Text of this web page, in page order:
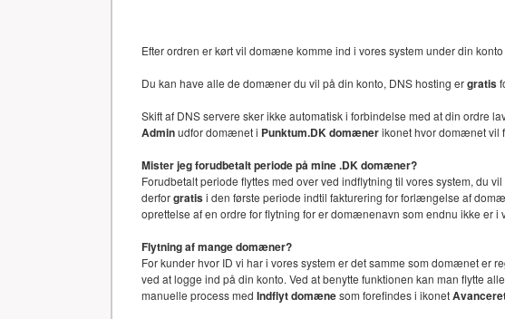
Efter ordren er kørt vil domæne komme ind i vores system under din
Du kan have alle de domæner du vil på din konto, DNS hosting ergratis
Skift af DNS servere sker ikke automatisk i forbindelse med at din ordre
Adminudfor domænet i Punktum.DK domænerikonet hvor domænet vil
Mister jeg forudbetalt periode på mine .DK domæner?
Forudbetalt periode flyttes med over ved indflytning til vores system, du
derforgratisi den første periode indtil fakturering for forlængelse af
oprettelse af en ordre for flytning for er domænenavn som endnu ikke er i
Flytning af mange domæner?
For kunder hvor ID vi har i vores system er det samme som domænet er
ved at logge ind på din konto. Ved at benytte funktionen kan man flytte
manuelle process med Indflyt domænesom forefindes i ikonet